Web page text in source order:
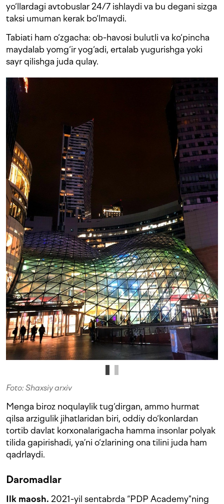
yo‘llardagi avtobuslar 24/7 ishlaydi va bu degani sizga
taksi umuman kerak bo‘lmaydi.
Tabiati ham o‘zgacha: ob-havosi bulutli va ko‘pincha
maydalab yomg‘ir yog‘adi, ertalab yugurishga yoki
sayr qilishga juda qulay.
Foto: Shaxsiy arxiv
Menga biroz noqulaylik tug‘dirgan, ammo hurmat
qilsa arzigulik jihatlaridan biri, oddiy do‘konlardan
tortib davlat korxonalarigacha hamma insonlar polyak
tilida gapirishadi, ya’ni o‘zlarining ona tilini juda ham
qadrlaydi.
Daromadlar
Ilk maosh. 2021-yil sentabrda “PDP Academy"ning